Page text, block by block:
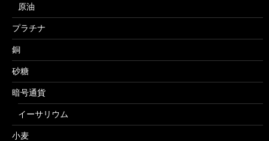
原油
プラチナ
銅
砂糖
暗号通貨
イーサリウム
小麦